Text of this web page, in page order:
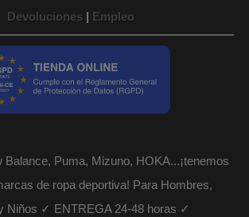
Devoluciones | Empleo
Balance, Puma, Mizuno, HOKA...¡tenemos
de ropa deportiva! Para Hombres,
Niños ✓ ENTREGA 24-48 horas ✓